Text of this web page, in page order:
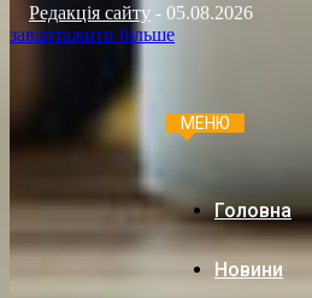
Редакція сайту - 05.08.2026
завантажити більше
МЕНЮ
Головна
Новини